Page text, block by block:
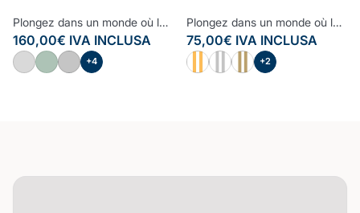
Plongez dans un monde où le style rencontre le confort avec notre set de douche de la Collection Grand Hôtel. Grâce à sa douceur incomparable et les propriétés écologiques du bambou, vous sécher à la sortie de votre douche sera le meilleur moment de votre routine quotidienne. Une pièce maîtresse qui allie confort, élégance et durabilité – un ajout indispensable à votre collection de linge de maison.
160,00€ IVA INCLUSA
+4
Plongez dans un monde où le style rencontre le confort avec nos sets de bain de la Collection 8 Millimètres. Grâce à sa douceur incomparable et les propriétés écologiques du bambou, vous sécher à la sortie de votre douche sera le meilleur moment de votre routine quotidienne. Une pièce maîtresse qui allie confort, élégance et durabilité – un ajout indispensable à votre collection de linge de maison.
75,00€ IVA INCLUSA
+2